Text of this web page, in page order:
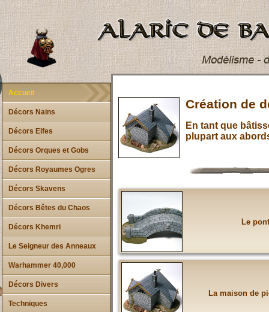
Accueil
Décors Nains
Décors Elfes
Décors Orques et Gobs
Décors Royaumes Ogres
Décors Skavens
Décors Bêtes du Chaos
Décors Khemri
Le Seigneur des Anneaux
Warhammer 40,000
Décors Divers
Techniques
Création de
En tant que
plupart aux
Le
La maison de